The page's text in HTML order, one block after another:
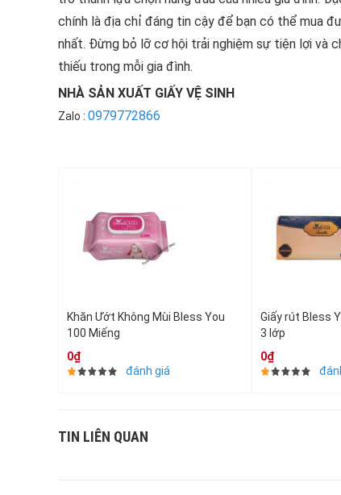
chính là địa chỉ đáng tin cậy để bạn có thể mua
nhất. Đừng bỏ lỡ cơ hội trải nghiệm sự tiện lợi và
thiếu trong mỗi gia đình.
NHÀ SẢN XUẤT GIẤY VỆ SINH
Zalo : 0979772866
Khăn Ướt Không Mùi Bless You
100 Miếng
0₫
đánh giá
Giấy rút Bless
3 lớp
0₫
TIN LIÊN QUAN